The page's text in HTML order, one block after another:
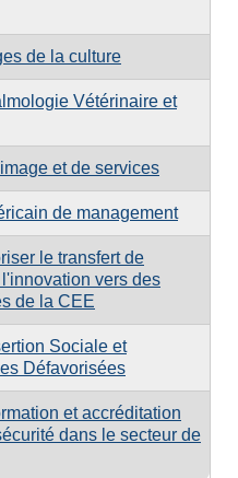
de la culture
Vétérinaire et
et de services
de management
le transfert de
vers des
de la CEE
Sociale et
Défavorisées
et accréditation
dans le secteur de